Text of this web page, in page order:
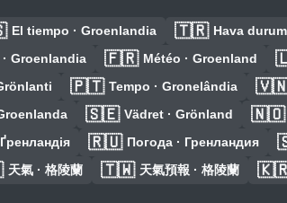
El tiempo · Groenlandia 🇹🇷 Hava
Groenlandia 🇫🇷 Météo · Groenland
🇵🇹 Tempo · Gronelândia
🇸🇪 Vädret · Grönland
🇳🇴
🇷🇺 Погода · Гренландия
天氣 · 格陵蘭 🇹🇼 天氣預報 · 格陵蘭